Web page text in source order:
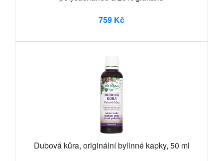
759 Kč
Dubová kůra, originální bylinné kapky, 50 ml